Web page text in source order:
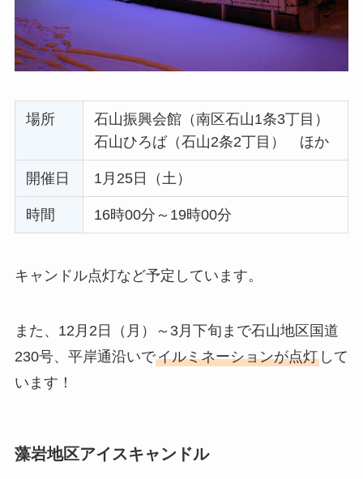
場所
石山振興会館（南区石山1条3丁目）
石山ひろば（石山2条2丁目） ほか
開催日 1月25日（土）
時間 16時00分～19時00分
キャンドル点灯など予定しています。
また、12月2日（月）～3月下旬まで石山地区国道
230号、平岸通沿いでイルミネーションが点灯して
います！
藻岩地区アイスキャンドル